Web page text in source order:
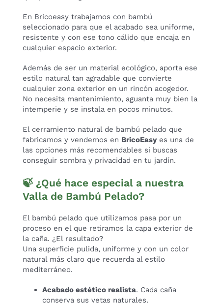
En Bricoeasy trabajamos con bambú
seleccionado para que el acabado sea uniforme,
resistente y con ese tono cálido que encaja en
cualquier espacio exterior.
Además de ser un material ecológico, aporta ese
estilo natural tan agradable que convierte
cualquier zona exterior en un rincón acogedor.
No necesita mantenimiento, aguanta muy bien la
intemperie y se instala en pocos minutos.
El cerramiento natural de bambú pelado que
fabricamos y vendemos en BricoEasyes una de
las opciones más recomendables si buscas
conseguir sombra y privacidad en tu jardín.
🍃 ¿Qué hace especial a nuestra
Valla de Bambú Pelado?
El bambú pelado que utilizamos pasa por un
proceso en el que retiramos la capa exterior de
la caña. ¿El resultado?
Una superficie pulida, uniforme y con un color
natural más claro que recuerda al estilo
mediterráneo.
Acabado estético realista. Cada caña
conserva sus vetas naturales.